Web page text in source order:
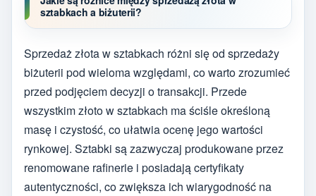
sztabkach a biżuterii?
Sprzedaż złota w sztabkach różni się od sprzedaży
biżuterii pod wieloma względami, co warto zrozumieć
przed podjęciem decyzji o transakcji. Przede
wszystkim złoto w sztabkach ma ściśle określoną
masę i czystość, co ułatwia ocenę jego wartości
rynkowej. Sztabki są zazwyczaj produkowane przez
renomowane rafinerie i posiadają certyfikaty
autentyczności, co zwiększa ich wiarygodność na